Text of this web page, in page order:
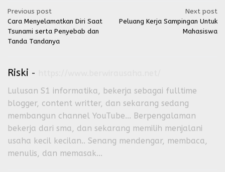
Post
navigation
Previous post
Cara Menyelamatkan Diri Saat
Tsunami serta Penyebab dan
Tanda Tandanya
Next post
Peluang Kerja Sampingan Untuk
Mahasiswa
Riski -
Lulusan S1 informatika, bekerja sebagai fulltime
blogger, content writter, dan sekarang sedang
membangun channel YouTube... Berpengalaman
bekerja dari sma, dan sekarang memilih menjalani
usaha kecil kecilan.. Senang mendengar, membaca,
menulis, dan memasak...